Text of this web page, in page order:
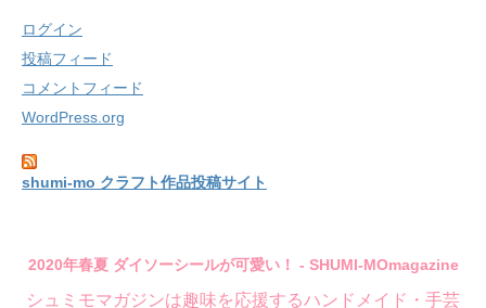
ログイン
投稿フィード
コメントフィード
WordPress.org
shumi-mo クラフト作品投稿サイト
2020年春夏 ダイソーシールが可愛い！ - SHUMI-MOmagazine
シュミモマガジンは趣味を応援するハンドメイド・手芸